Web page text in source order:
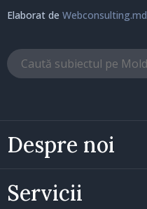
Despre noi
Servicii
Elaborat de Webconsulting.md